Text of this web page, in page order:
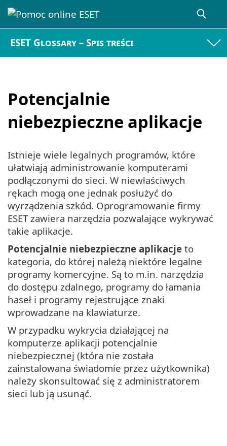
ESET Glossary – Spis treści
Potencjalnie
niebezpieczne aplikacje
Istnieje wiele legalnych programów, które
ułatwiają administrowanie komputerami
podłączonymi do sieci. W niewłaściwych
rękach mogą one jednak posłużyć do
wyrządzenia szkód. Oprogramowanie firmy
ESET zawiera narzędzia pozwalające wykrywać
takie aplikacje.
Potencjalnie niebezpieczne aplikacje to
kategoria, do której należą niektóre legalne
programy komercyjne. Są to m.in. narzędzia
do dostępu zdalnego, programy do łamania
haseł i programy rejestrujące znaki
wprowadzane na klawiaturze.
W przypadku wykrycia działającej na
komputerze aplikacji potencjalnie
niebezpiecznej (która nie została
zainstalowana świadomie przez użytkownika)
należy skonsultować się z administratorem
sieci lub ją usunąć.